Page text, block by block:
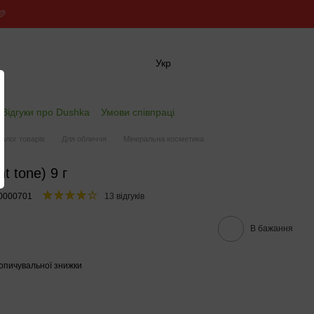
Укр
Відгуки про Dushka Умови співпраці
товарів Для обличчя
Мінеральна косметика
tone) 9 г
13 відгуків
В бажання
знижки